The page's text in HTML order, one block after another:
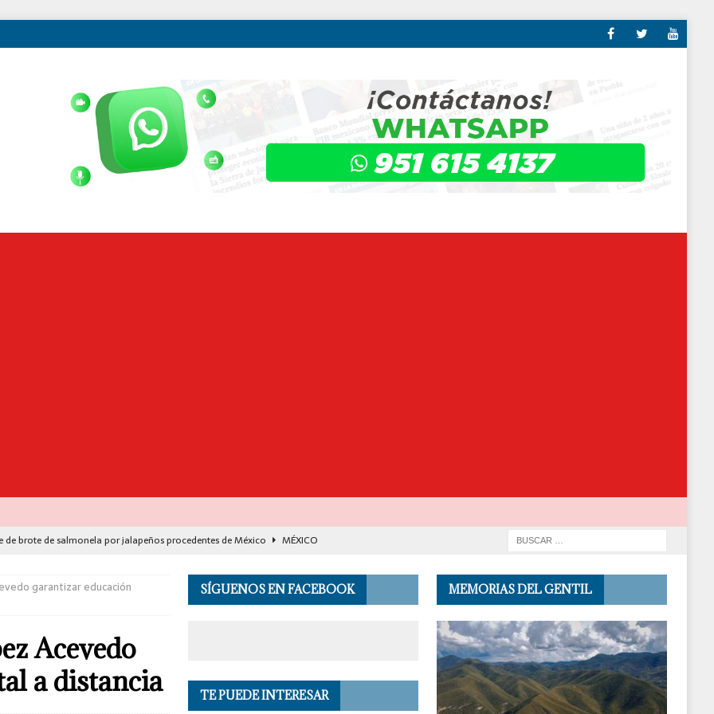
de brote de salmonela por jalapeños procedentes de México
MÉXICO
de Seguridad se suma a investigación por asesinato en vivo del influencer
en los Andes de Perú deja un herido, según reporte de autoridades
EL
garantizar educación
Acevedo
a distancia
SÍGUENOS EN FACEBOOK
TE PUEDE INTERESAR
MEMORIAS DEL GENTIL